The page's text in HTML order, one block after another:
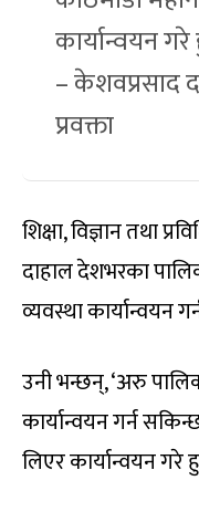
कार्यान्वयन गरे
– केशवप्रसाद
प्रवक्ता
शिक्षा, विज्ञान तथा
दाहाल देशभरका
व्यवस्था कार्यान्वयन
उनी भन्छन्, ‘अरु
कार्यान्वयन गर्न
लिएर कार्यान्वयन गरे